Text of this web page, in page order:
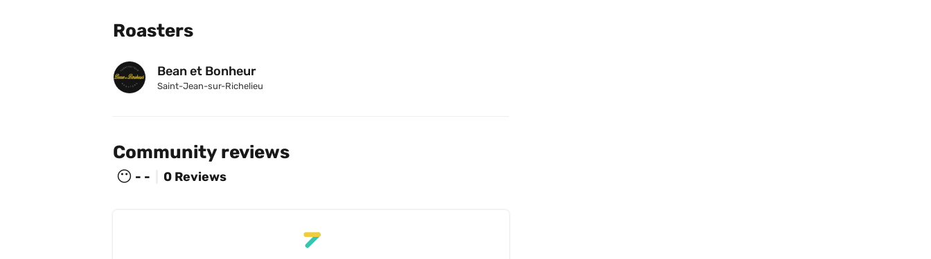
Roasters
Bean et Bonheur
Saint-Jean-sur-Richelieu
Community reviews
😶 - - 0 Reviews